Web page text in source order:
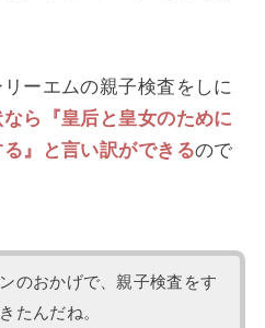
ーエムの親子検査をしに
ら『皇后と皇女のために
』と言い訳ができるので
のおかげで、親子検査をす
たんだね。